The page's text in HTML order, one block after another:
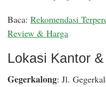
Baca: Rekomendasi
Review & Harga
Lokasi Kantor
Gegerkalong: Jl.